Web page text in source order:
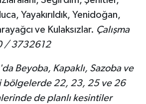
Yayakırıldık, Yenidoğan,
ve Kulaksızlar. Çalışma
/ 3732612
Beyoba, Kapaklı, Sazoba ve
bölgelerde 22, 23, 25 ve 26
de planlı kesintiler